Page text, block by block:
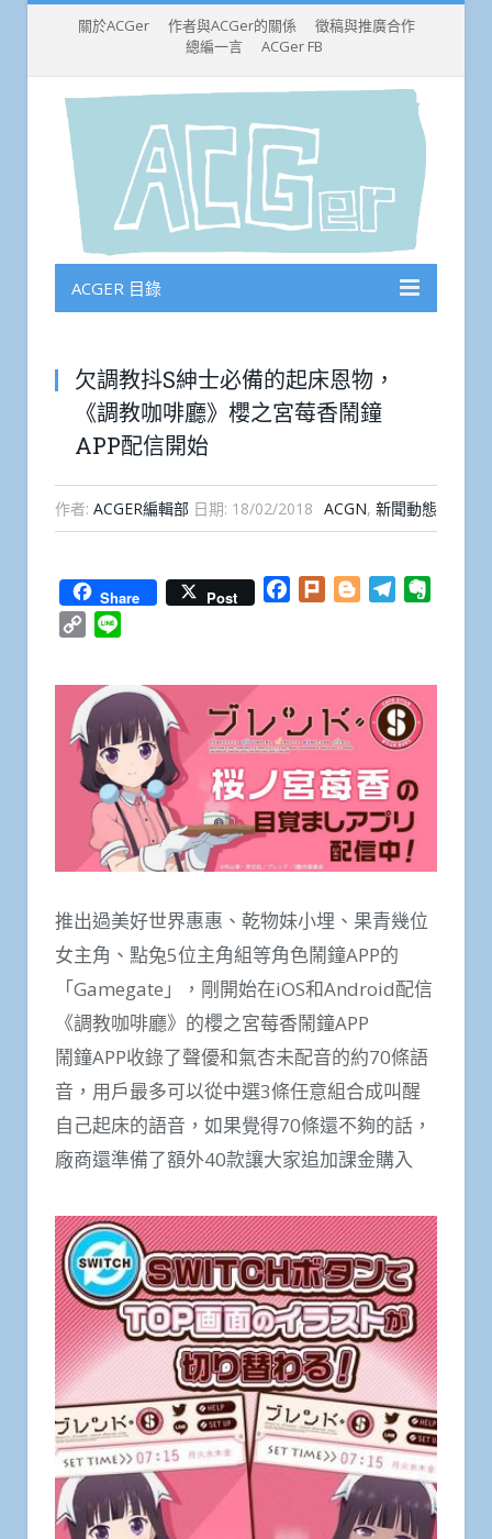
關於ACGer 作者與ACGer的關係
徵稿與推廣合作
總編一言
ACGer FB
ACGER 目錄
欠調教抖S紳士必備的起床恩物，
《調教咖啡廳》櫻之宮莓香鬧鐘
APP配信開始
作者: ACGER編輯部 日期: 18/02/2018 ACGN, 新聞動態
Share Post Facebook
Plurk BloggerTelegram
Copy
推出過美好世界惠惠、乾物妹小埋、果青幾位
女主角、點兔5位主角組等角色鬧鐘APP的
「Gamegate」，剛開始在iOS和Android配信
《調教咖啡廳》的櫻之宮莓香鬧鐘APP
鬧鐘APP收錄了聲優和氣杏未配音的約70條語
音，用戶最多可以從中選3條任意組合成叫醒
自己起床的語音，如果覺得70條還不夠的話，
廠商還準備了額外40款讓大家追加課金購入